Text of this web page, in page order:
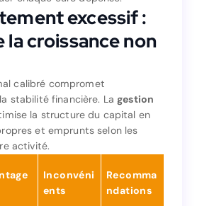
excessif :
la croissance non
calibré compromet
stabilité financière. Lagestion
la structure du capital en
et emprunts selon les
activité.
Inconvéni
ents
Recomma
ndations
financière
outils de monitoring
traquer chaque euro dépensé.
excessif :
la croissance non
maîtrisée
mal calibré compromet
la stabilité financière. La
la structure du capital en
propres et emprunts selon les
spécificités de votre activité.
Type de
Avantage